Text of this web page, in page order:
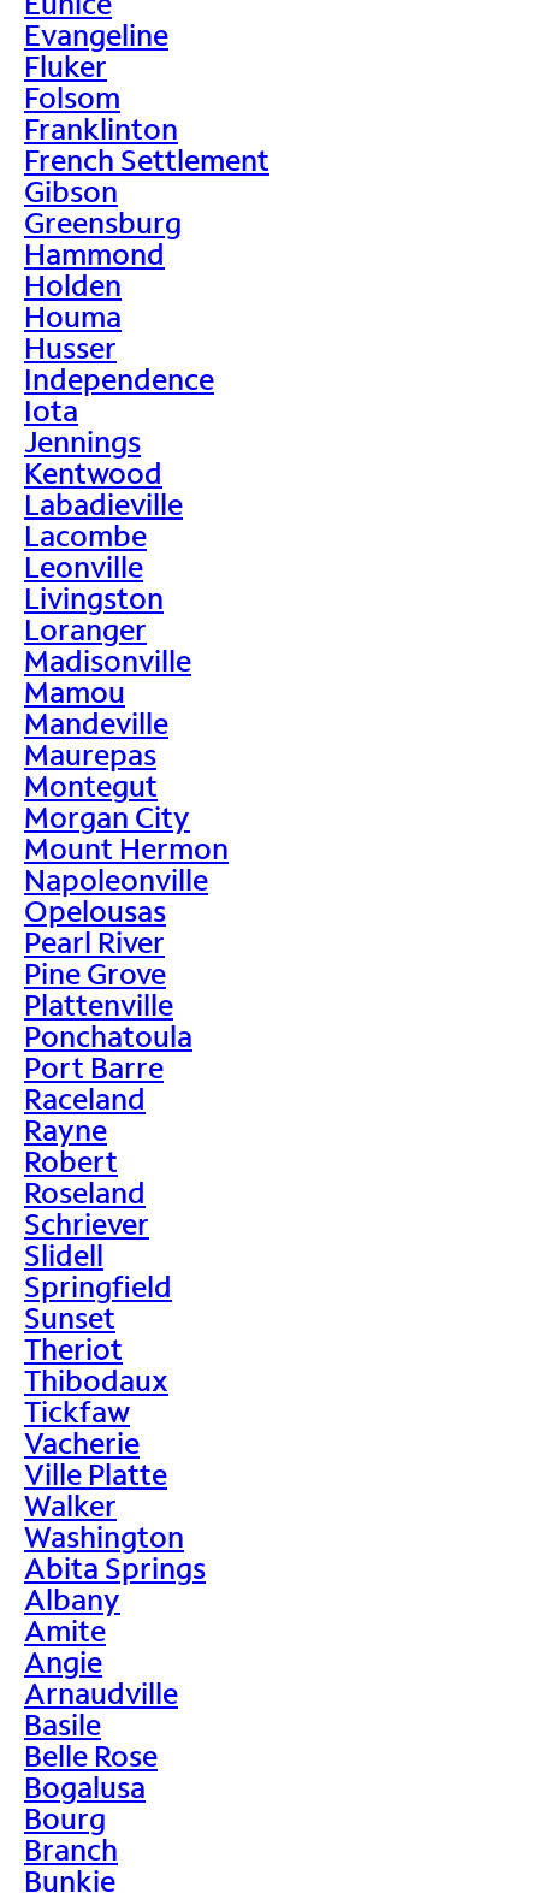
Evangeline
Fluker
Folsom
Franklinton
French Settlement
Gibson
Greensburg
Hammond
Holden
Houma
Husser
Independence
Iota
Jennings
Kentwood
Labadieville
Lacombe
Leonville
Livingston
Loranger
Madisonville
Mamou
Mandeville
Maurepas
Montegut
Morgan City
Mount Hermon
Napoleonville
Opelousas
Pearl River
Pine Grove
Plattenville
Ponchatoula
Port Barre
Raceland
Rayne
Robert
Roseland
Schriever
Slidell
Springfield
Sunset
Theriot
Thibodaux
Tickfaw
Vacherie
Ville Platte
Walker
Washington
Abita Springs
Albany
Amite
Angie
Arnaudville
Basile
Belle Rose
Bogalusa
Bourg
Branch
Bunkie